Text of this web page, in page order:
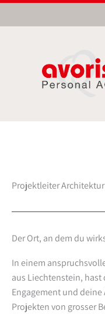
Inhalt
Projektleiter
Der Ort, an dem du
In einem
aus Liechtenstein,
Engagement und
Projekten von grosser